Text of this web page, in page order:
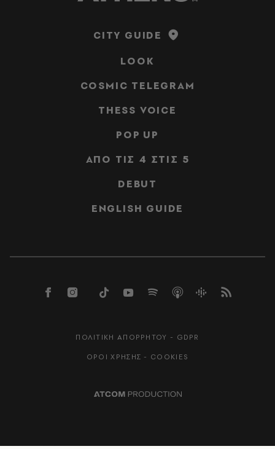
CITY GUIDE
LOOK
COSMIC TELEGRAM
THESS VOICE
POP UP
ΑΠΟ ΤΙΣ 4 ΣΤΙΣ 5
DEBUT
ENGLISH GUIDE
ΠΟΛΙΤΙΚΗ ΑΠΟΡΡΗΤΟΥ - GDPR
ΟΡΟΙ ΧΡΗΣΗΣ - COOKIES